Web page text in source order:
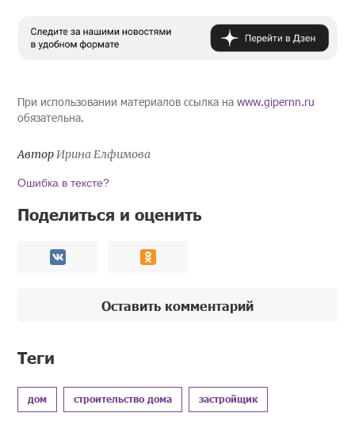
При использовании материалов ссылка наwww.gipernn.ru
обязательна.
АвторИрина Елфимова
Ошибка в тексте?
Поделиться и оценить
Оставить комментарий
Теги
дом строительство дома застройщик